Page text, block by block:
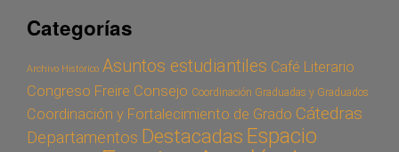
Categorías
Archivo Histórico Asuntos estudiantiles Café Literario
Congreso Freire Consejo Coordinación Graduadas y Graduados
Coordinación y Fortalecimiento de Grado Cátedras
Departamentos Destacadas Espacio